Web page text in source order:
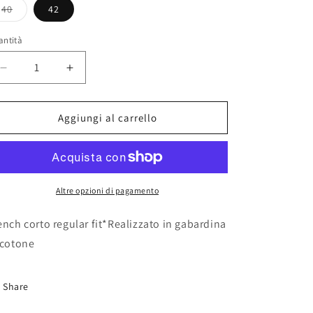
40
Variante
o
non
42
Diminuisci
quantità
per
OOF
Aumenta
quantità
per
TRENCH
OOF
Aggiungi al carrello
Altre opzioni di pagamento
corto regular fit*Realizzato in gabardina
Share